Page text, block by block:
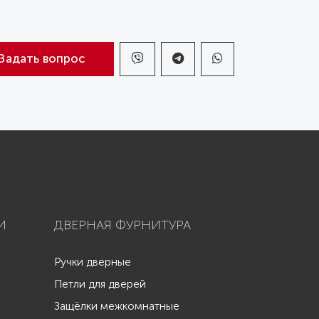
вопрос
ДВЕРНАЯ ФУРНИТУРА
Ручки дверные
Петли для дверей
Защёлки межкомнатные